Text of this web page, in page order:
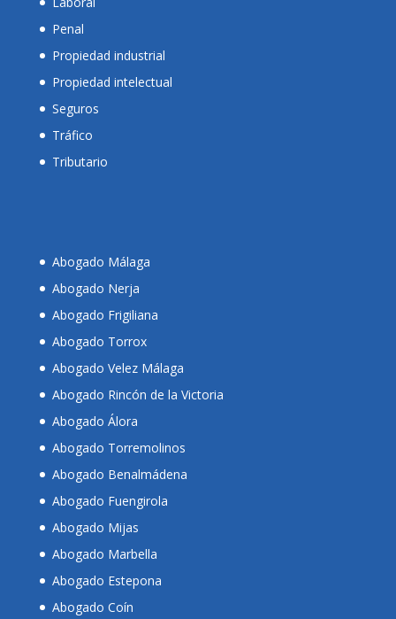
Penal
Propiedad industrial
Propiedad intelectual
Seguros
Tráfico
Tributario
Abogado Málaga
Abogado Nerja
Abogado Frigiliana
Abogado Torrox
Abogado Velez Málaga
Abogado Rincón de la Victoria
Abogado Álora
Abogado Torremolinos
Abogado Benalmádena
Abogado Fuengirola
Abogado Mijas
Abogado Marbella
Abogado Estepona
Abogado Coín